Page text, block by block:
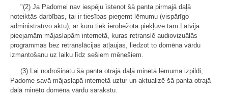
"(2) Ja Padomei nav iespēju īstenot šā panta pirmajā daļā
noteiktās darbības, tai ir tiesības pieņemt lēmumu (vispārīgo
administratīvo aktu), ar kuru tiek ierobežota piekļuve tām Latvijā
pieejamām mājaslapām internetā, kuras retranslē audiovizuālās
programmas bez retranslācijas atļaujas, liedzot to domēna vārdu
izmantošanu uz laiku līdz sešiem mēnešiem.
(3) Lai nodrošinātu šā panta otrajā daļā minētā lēmuma izpildi,
Padome savā mājaslapā internetā uztur un aktualizē šā panta otrajā
daļā minēto domēna vārdu sarakstu.